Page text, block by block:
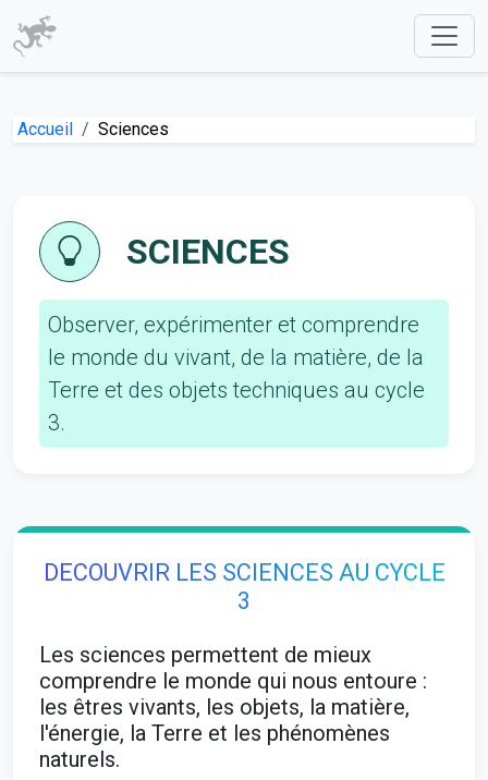
Accueil Sciences
SCIENCES
Observer, expérimenter et comprendre
le monde du vivant, de la matière, de la
Terre et des objets techniques au cycle
3.
DECOUVRIR LES SCIENCES AU CYCLE
3
Les sciences permettent de mieux
comprendre le monde qui nous entoure :
les êtres vivants, les objets, la matière,
l'énergie, la Terre et les phénomènes
naturels.